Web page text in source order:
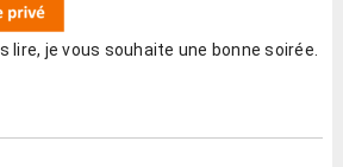
lire, je vous souhaite une bonne soirée.